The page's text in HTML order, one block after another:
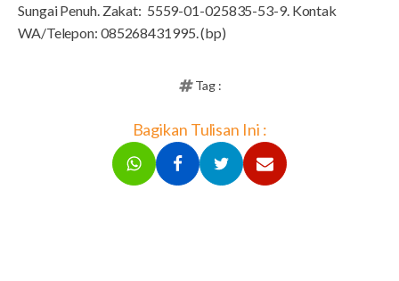
Sungai Penuh. Zakat: 5559-01-025835-53-9. Kontak
WA/Telepon: 085268431995. (bp)
Tag :
Bagikan Tulisan Ini :